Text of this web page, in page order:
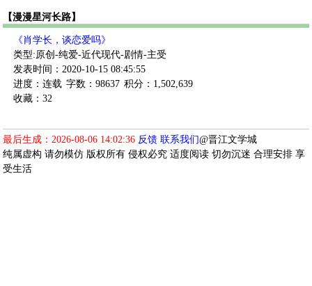
【漫漫星河长路】
《肖学长，谈恋爱吗》
类型:原创-纯爱-近代现代-剧情-主受
发表时间：2020-10-15 08:45:55
进度：连载 字数：98637 积分：1,502,639
收藏：32
最后生成：2026-08-06 14:02:36 反馈 联系我们@晋江文学城
纯属虚构 请勿模仿 版权所有 侵权必究 适度阅读 切勿沉迷 合理安排 享
受生活